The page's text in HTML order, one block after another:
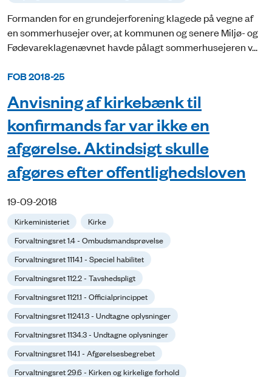
Formanden for en grundejerforening klagede på vegne af
en sommerhusejer over, at kommunen og senere Miljø- og
Fødevareklagenævnet havde pålagt sommerhusejeren v...
FOB 2018-25
Anvisning af kirkebænk til
konfirmands far var ikke en
afgørelse. Aktindsigt skulle
afgøres efter offentlighedsloven
19-09-2018
Kirkeministeriet
Kirke
Forvaltningsret 1.4 - Ombudsmandsprøvelse
Forvaltningsret 1114.1 - Speciel habilitet
Forvaltningsret 112.2 - Tavshedspligt
Forvaltningsret 1121.1 - Officialprincippet
Forvaltningsret 11241.3 - Undtagne oplysninger
Forvaltningsret 1134.3 - Undtagne oplysninger
Forvaltningsret 114.1 - Afgørelsesbegrebet
Forvaltningsret 29.6 - Kirken og kirkelige forhold